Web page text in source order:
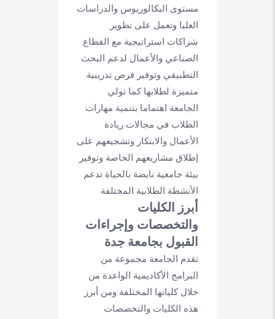
مستوى البكالوريوس والدراسات
العليا وتعمل على تطوير
شراكات استراتيجية مع القطاع
الصناعي والأعمال لدعم البحث
التطبيقي وتوفير فرص تدريبية
متميزة لطلابها كما تولي
الجامعة اهتماما بتنمية مهارات
الطلاب في مجالات ريادة
الأعمال والابتكار وتشجيعهم على
إطلاق مشاريعهم الخاصة وتوفير
بيئة جامعية نابضة بالحياة تدعم
الأنشطة الطلابية المختلفة
أبرز الكليات
والتخصصات وإجراءات
القبول بجامعة جدة
تقدم الجامعة مجموعة من
البرامج الأكاديمية الواعدة من
خلال كلياتها المختلفة ومن أبرز
هذه الكليات والتخصصات